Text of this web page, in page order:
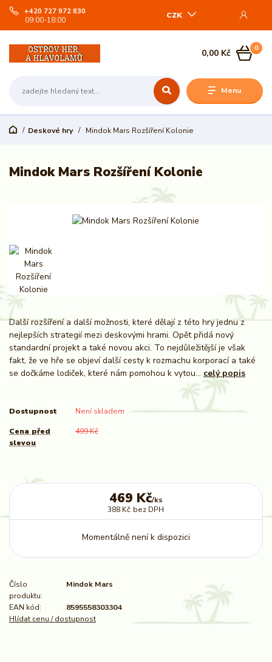
Menu
CZK
+420 727 972 830
09:00-18:00
0
0,00 Kč
Deskové hry Mindok Mars Rozšíření Kolonie
Mindok Mars Rozšíření Kolonie
Další rozšíření a další možnosti, které dělají z této hry jednu z
nejlepších strategií mezi deskovými hrami. Opět přidá nový
standardní projekt a také novou akci. To nejdůležitější je však
fakt, že ve hře se objeví další cesty k rozmachu korporací a také
se dočkáme lodiček, které nám pomohou k vytou... celý popis
Dostupnost Není skladem
Cena před
slevou
499 Kč
469 Kč/ks
388 Kč bez DPH
Momentálně není k dispozici
Číslo
produktu:
Mindok Mars
EAN kód:
8595558303304
Hlídat cenu / dostupnost